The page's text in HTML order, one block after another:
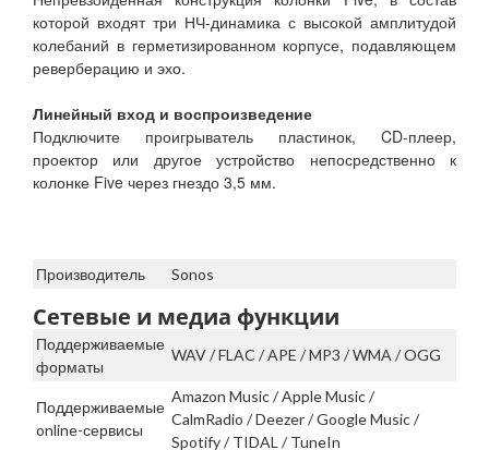
которой входят три НЧ-динамика с высокой амплитудой
колебаний в герметизированном корпусе, подавляющем
реверберацию и эхо.
Линейный вход и воспроизведение
Подключите проигрыватель пластинок, CD-плеер,
проектор или другое устройство непосредственно к
колонке Five через гнездо 3,5 мм.
Производитель Sonos
Сетевые и медиа функции
Поддерживаемые
форматы
WAV / FLAC / APE / MP3 / WMA / OGG
Поддерживаемые
online-сервисы
Amazon Music / Apple Music /
CalmRadio / Deezer / Google Music /
Spotify / TIDAL / TuneIn